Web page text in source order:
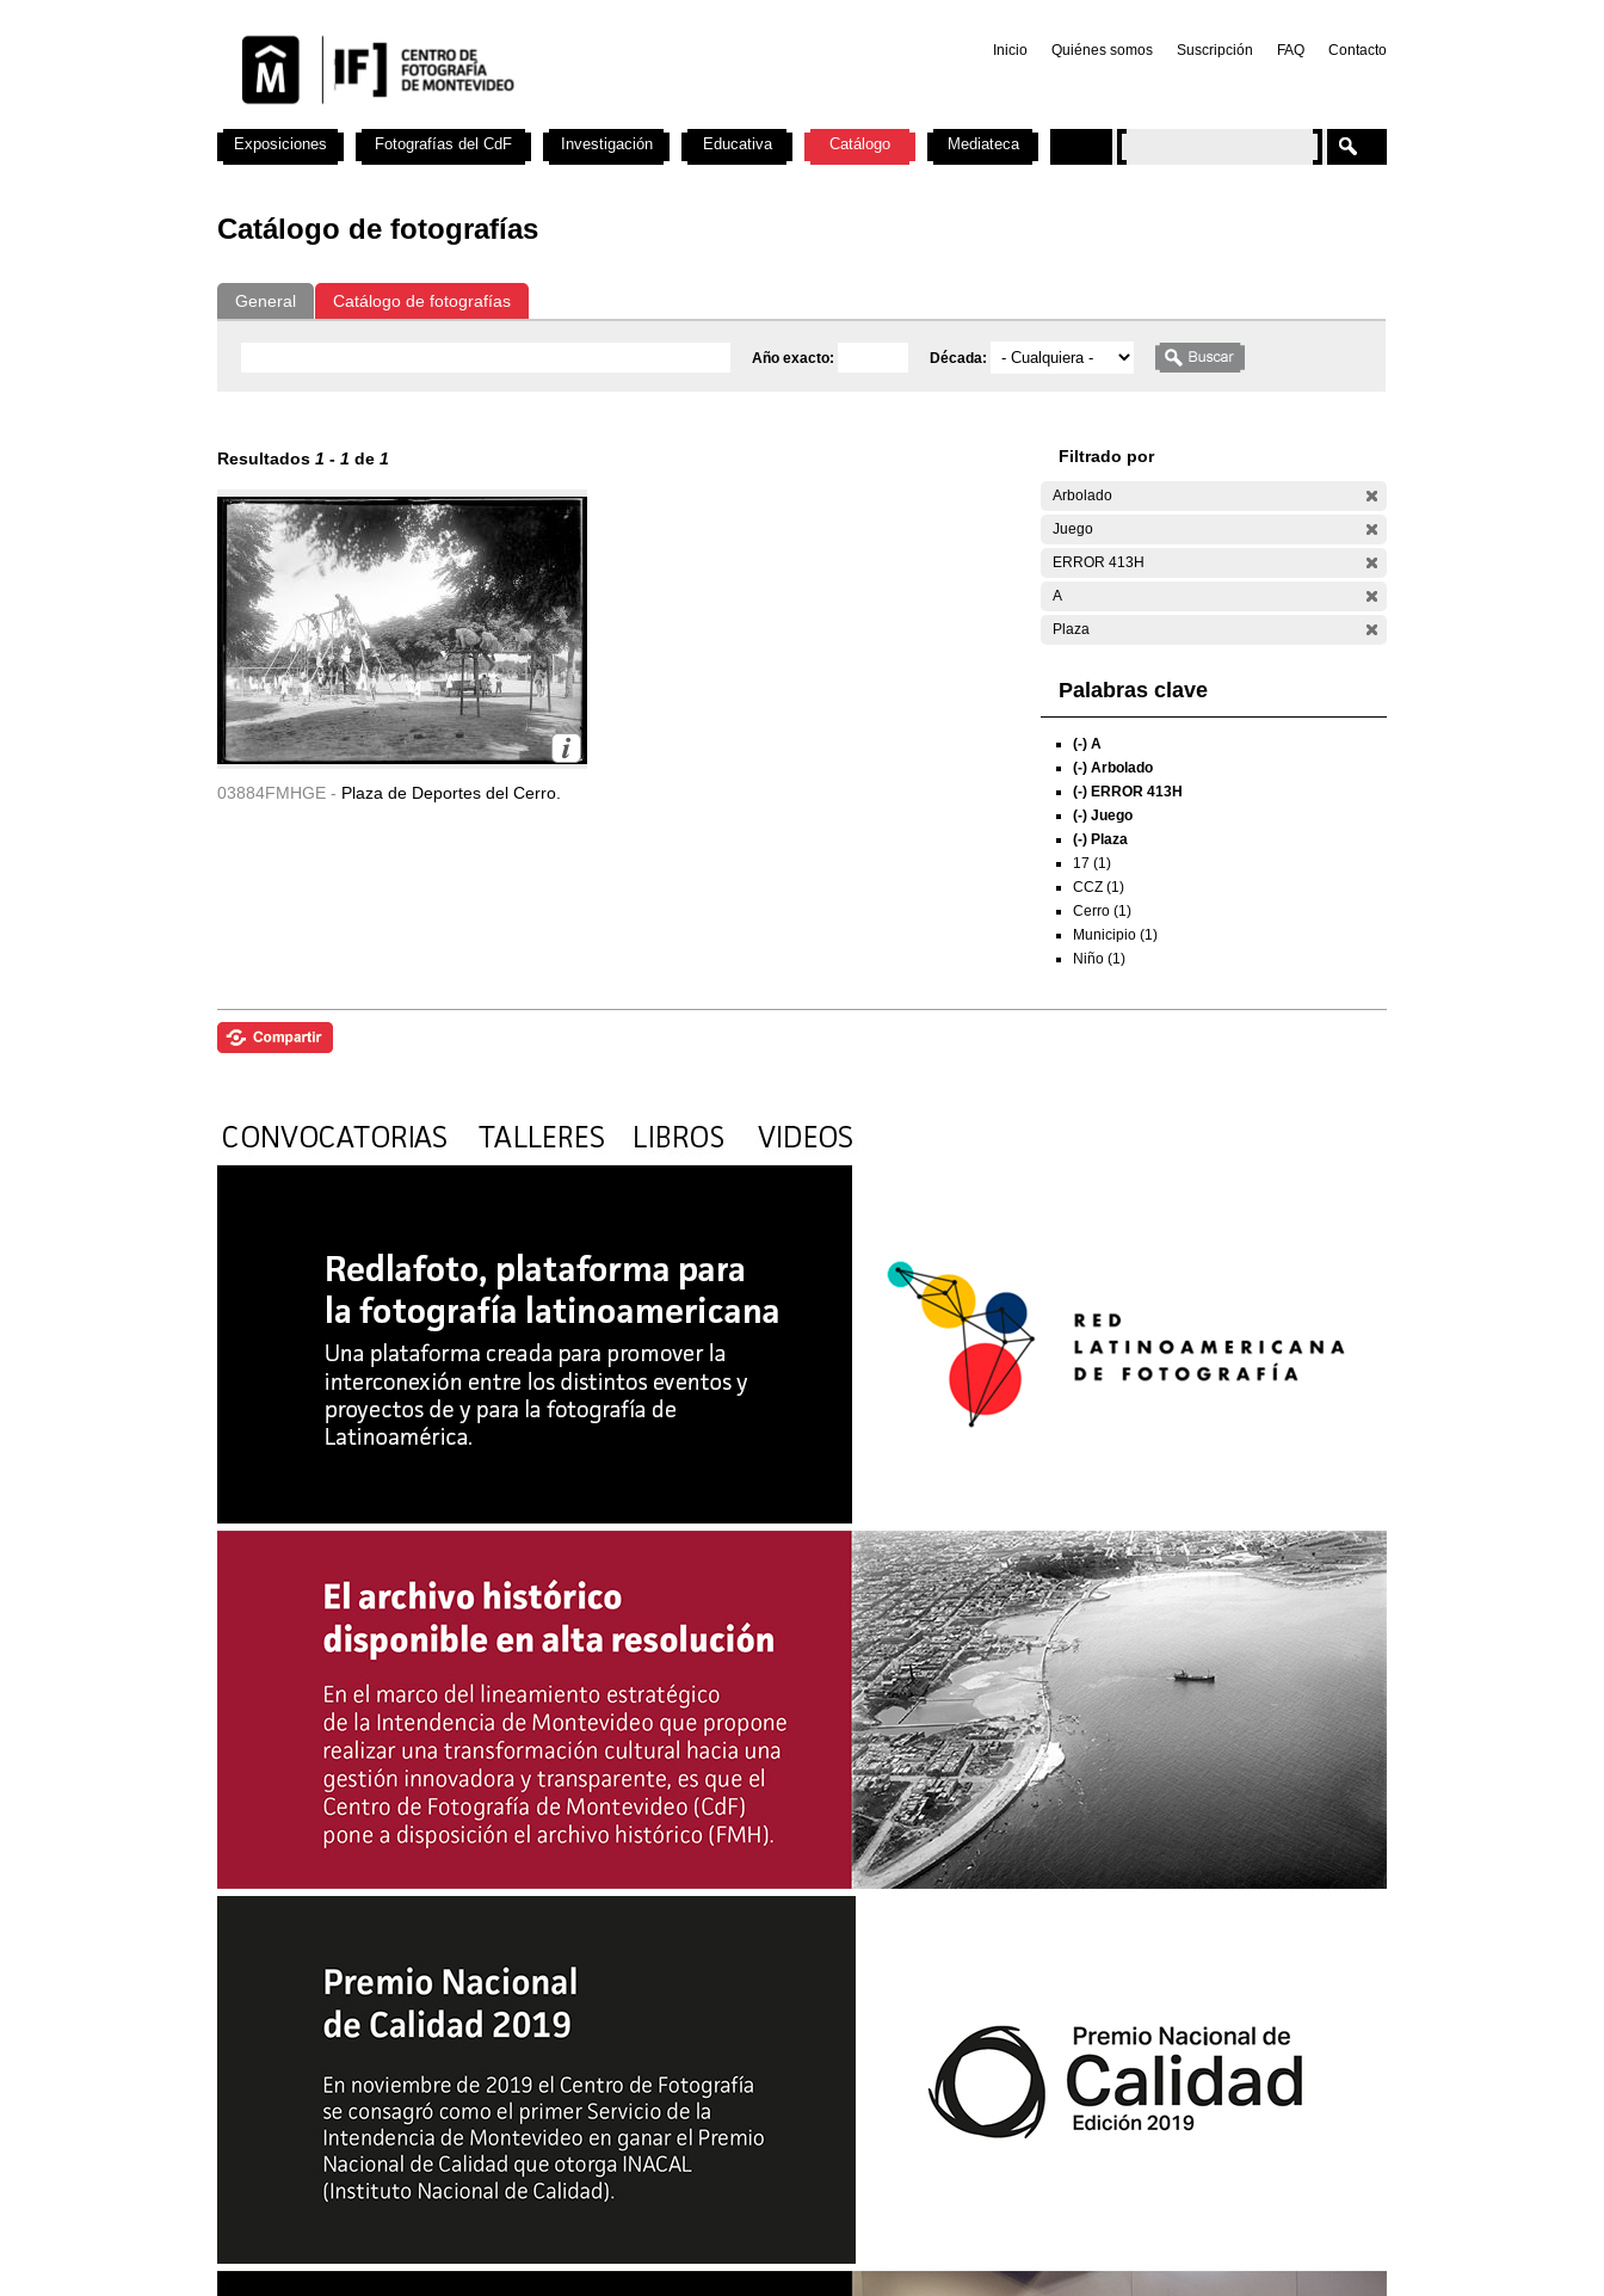
Inicio Quiénes somos Suscripción FAQ Contacto
Catálogo de fotografías
General Catálogo de fotografías
Año exacto: Década:
Resultados 1 - 1 de 1
03884FMHGE - Plaza de Deportes del Cerro.
Filtrado por
Arbolado
Juego
ERROR 413H
A
Plaza
Palabras clave
(-) A
(-) Arbolado
(-) ERROR 413H
(-) Juego
(-) Plaza
17 (1)
CCZ (1)
Cerro (1)
Municipio (1)
Niño (1)
Exposiciones Fotografías del CdF Investigación Educativa Catálogo Mediateca